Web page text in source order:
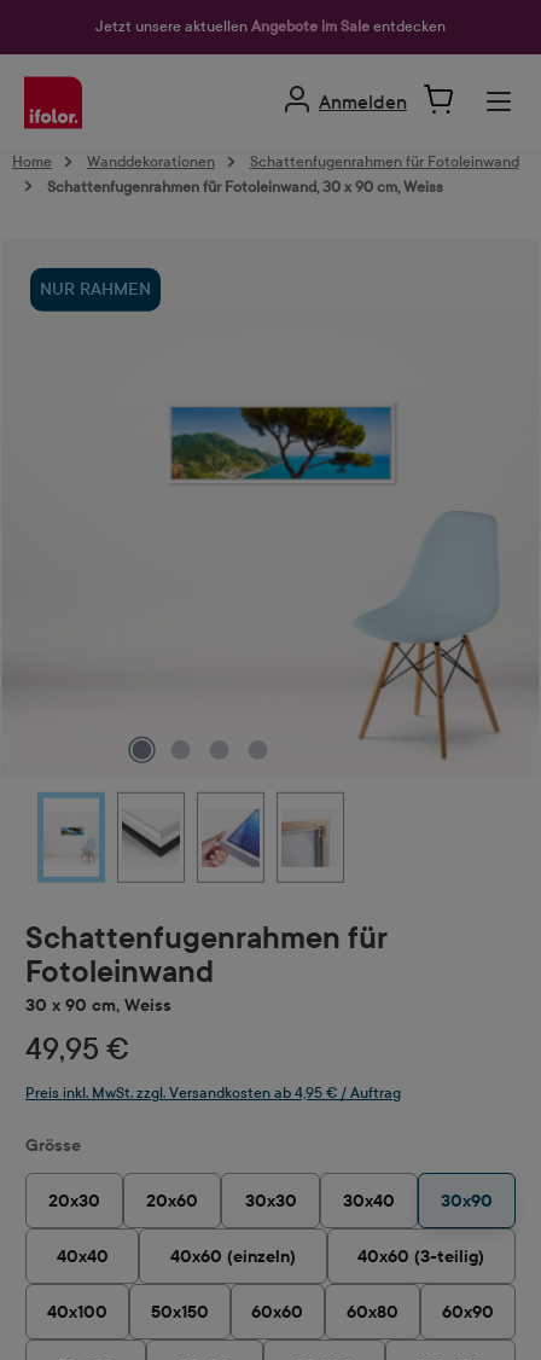
Jetzt unsere aktuellen Angebote im Sale entdecken
Anmelden
Home Wanddekorationen
Schattenfugenrahmen für Fotoleinwand
Schattenfugenrahmen für Fotoleinwand, 30 x 90 cm, Weiss
NUR RAHMEN
Schattenfugenrahmen für
Fotoleinwand
30 x 90 cm, Weiss
49,95 €
Preis inkl. MwSt. zzgl. Versandkosten ab 4,95 € / Auftrag
Grösseauswählen
20x30 20x60 30x30 30x40 30x90
40x40 40x60 (einzeln) 40x60 (3-teilig)
40x100 50x150 60x60 60x80 60x90